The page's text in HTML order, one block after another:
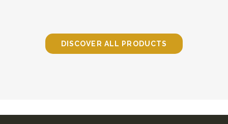
DISCOVER ALL PRODUCTS